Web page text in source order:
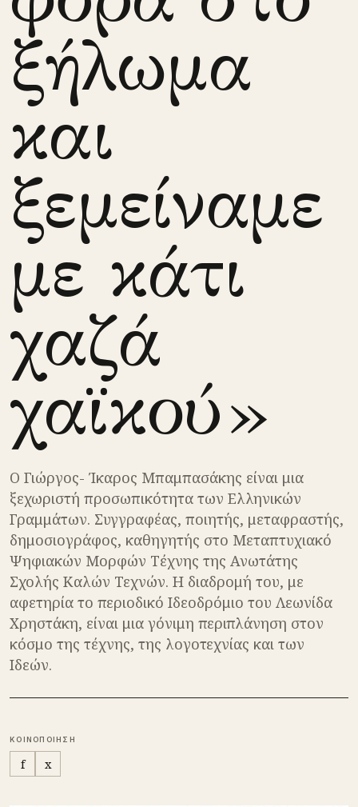
ξήλωμα
και
ξεμείναμε
με κάτι
χαζά
χαϊκού»
O Γιώργος- Ίκαρος Μπαμπασάκης είναι μια
ξεχωριστή προσωπικότητα των Ελληνικών
Γραμμάτων. Συγγραφέας, ποιητής, μεταφραστής,
δημοσιογράφος, καθηγητής στο Μεταπτυχιακό
Ψηφιακών Μορφών Τέχνης της Ανωτάτης
Σχολής Καλών Τεχνών. Η διαδρομή του, με
αφετηρία το περιοδικό Ιδεοδρόμιο του Λεωνίδα
Χρηστάκη, είναι μια γόνιμη περιπλάνηση στον
κόσμο της τέχνης, της λογοτεχνίας και των
Ιδεών.
ΚΟΙΝΟΠΟΙΗΣΗ
f x